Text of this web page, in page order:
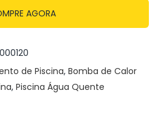
AGORA
de Piscina, Bomba de Calor
, Piscina Água Quente